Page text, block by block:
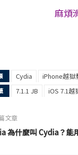
麻煩
Cydia iPhone越獄
7.1.1 JB iOS 7.1越
文章
為什麼叫 Cydia？能